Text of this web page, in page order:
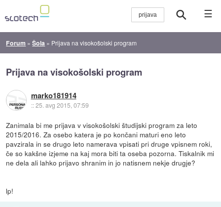
☰
Forum »Šola » Prijava na visokošolski program
Prijava na visokošolski program
marko181914
::25. avg 2015, 07:59
Zanimala bi me prijava v visokošolski študijski program za leto
2015/2016. Za osebo katera je po končani maturi eno leto
pavzirala in se drugo leto namerava vpisati pri druge vpisnem roki,
če so kakšne izjeme na kaj mora biti ta oseba pozorna. Tiskalnik mi
ne dela ali lahko prijavo shranim in jo natisnem nekje drugje?
lp!